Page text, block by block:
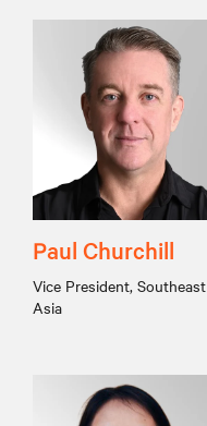
Paul Churchill
Vice President, Southeast
Asia